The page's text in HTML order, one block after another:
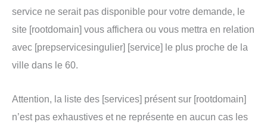
service ne serait pas disponible pour votre demande, le
site [rootdomain] vous affichera ou vous mettra en relation
avec [prepservicesingulier] [service] le plus proche de la
ville dans le 60.
Attention, la liste des [services] présent sur [rootdomain]
n’est pas exhaustives et ne représente en aucun cas les